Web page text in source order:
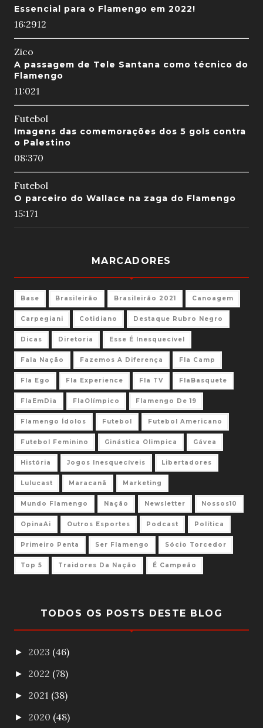
Essencial para o Flamengo em 2022!
16:2912
Zico
A passagem de Tele Santana como técnico do
Flamengo
11:021
Futebol
Imagens das comemorações dos 5 gols contra
o Palestino
08:370
Futebol
O parceiro do Wallace na zaga do Flamengo
15:171
MARCADORES
Base Brasileirão Brasileirão 2021 Canoagem
Carpegiani Cotidiano Destaque Rubro Negro
Dicas Diretoria Esse É Inesquecível
Fala Nação Fazemos A Diferença Fla Camp
Fla Ego Fla Experience Fla TV FlaBasquete
FlaEmDia FlaOlímpico Flamengo De 19
Flamengo Ídolos Futebol Futebol Americano
Futebol Feminino Ginástica Olimpica Gávea
História Jogos Inesquecíveis Libertadores
Lulucast Maracanã Marketing
Mundo Flamengo Nação Newsletter Nossos10
OpinaAi Outros Esportes Podcast Política
Primeiro Penta Ser Flamengo Sócio Torcedor
Top 5 Traidores Da Nação É Campeão
TODOS OS POSTS DESTE BLOG
► 2023 (46)
► 2022 (78)
► 2021 (38)
► 2020 (48)